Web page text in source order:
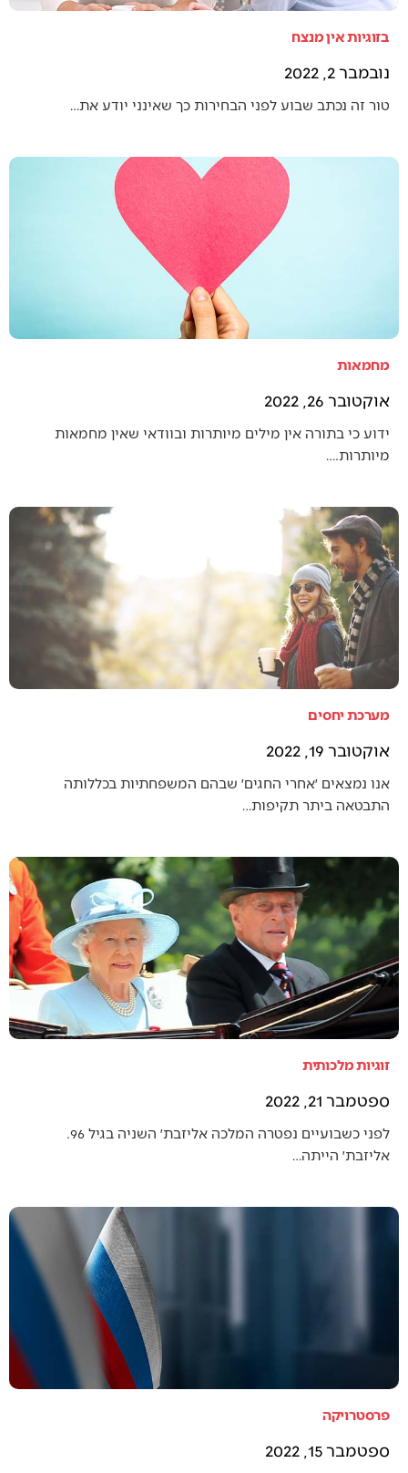
בזוגיות אין מנצח
נובמבר 2, 2022
טור זה נכתב שבוע לפני הבחירות כך שאינני יודע את…
מחמאות
אוקטובר 26, 2022
ידוע כי בתורה אין מילים מיותרות ובוודאי שאין מחמאות
מיותרות.…
מערכת יחסים
אוקטובר 19, 2022
אנו נמצאים ׳אחרי החגים׳ שבהם המשפחתיות בכללותה
התבטאה ביתר תקיפות…
זוגיות מלכותית
ספטמבר 21, 2022
לפני כשבועיים נפטרה המלכה אליזבת׳ השניה בגיל 96.
אליזבת׳ הייתה…
פרסטרויקה
ספטמבר 15, 2022